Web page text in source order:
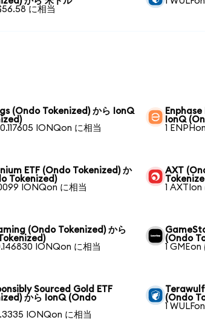
に相当
(Ondo Tokenized) から IonQ
IONQon に相当
IonQ
1
ETF (Ondo Tokenized) か
Tokenized)
IONQon に相当
AXT
1 AXTIon
(Ondo Tokenized) から
IONQon に相当
(Ondo
1
Sourced Gold ETF
から IonQ (Ondo
IONQon に相当
(Ondo
1